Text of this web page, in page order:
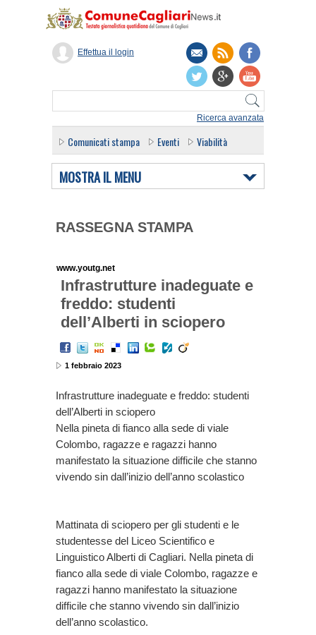
Ricerca avanzata
Effettua il login
Comunicati stampa Eventi Viabilità
MOSTRA IL MENU
RASSEGNA STAMPA
www.youtg.net
Infrastrutture inadeguate e
freddo: studenti
dell’Alberti in sciopero
1 febbraio 2023
Infrastrutture inadeguate e freddo: studenti
dell’Alberti in sciopero
Nella pineta di fianco alla sede di viale
Colombo, ragazze e ragazzi hanno
manifestato la situazione difficile che stanno
vivendo sin dall’inizio dell’anno scolastico
Mattinata di sciopero per gli studenti e le
studentesse del Liceo Scientifico e
Linguistico Alberti di Cagliari. Nella pineta di
fianco alla sede di viale Colombo, ragazze e
ragazzi hanno manifestato la situazione
difficile che stanno vivendo sin dall’inizio
dell’anno scolastico.